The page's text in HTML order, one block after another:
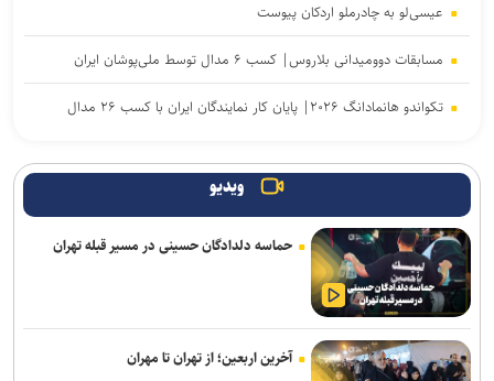
عیسی‌لو به چادرملو اردکان پیوست
مسابقات دوومیدانی بلاروس| کسب ۶ مدال توسط ملی‌پوشان ایران
تکواندو هانمادانگ ۲۰۲۶| پایان کار نمایندگان ایران با کسب ۲۶ مدال
رسمی؛ عالیشاه به گل‌گهر پیوست
اعلام اسامی نامزدهای تایید صلاحیت شده ریاست فدراسیون بدنسازی و
پرورش اندام/ حضور عضو هیات مدیره پرسپولیس
رحیمی به شمس آذر پیوست
کلباسی به چادرملو پیوست
ویدیو
حماسه دلدادگان حسینی در مسیر قبله تهران
آخرین اربعین؛ از تهران تا مهران